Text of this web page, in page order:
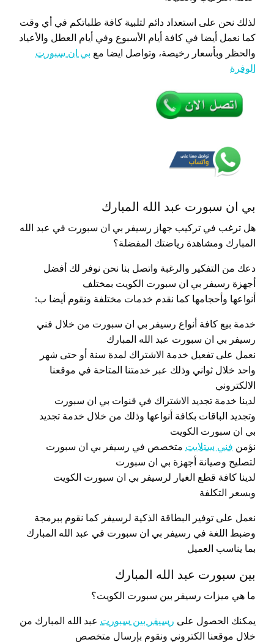
لذلك نحن على استعداد دائم لتلبية كافة طلباتكم في أي وقت
كما نعمل أيضا في كافة أيام الأسبوع وفي أيام العطل والأعياد
والحظر وبأسعار رخيصة، وتواصل ايضا مع بي ان سبورت
الوفرة
بي ان سبورت عبد الله المبارك
هل ترغب في تركيب جهاز رسيفر بي ان سبورت في عبد الله
المبارك ومشاهدة رياضتك المفضلة؟
دعك من التفكير والرغبة واتصل بنا نحن نوفر لك أفضل
أجهزة رسيفر بي ان سبورت الكويت بمختلف
أنواعها وأحجامها كما نقدم خدمات مختلفة ونقوم أيضا ب:
خدمة بيع كافة أنواع رسيفر بي ان سبورت من خلال فني
رسيفر بي ان سبورت عبد الله المبارك
نعمل على تفعيل خدمة الاشتراك لمدة سنة أو حتى شهر
واحد خلال ثواني وذلك عبر خدمتنا المتاحة في موقعنا
الالكتروني
لدينا خدمة تجديد الاشتراك في قنوات بي ان سبورت
وتجديد الباقات بكافة أنواعها وذلك من خلال خدمة تجديد
بي ان سبورت الكويت
نؤمن فني ستلايت متخصص في رسيفر بي ان سبورت
لتصليح وصيانة أجهزة بي ان سبورت
لدينا كافة قطع الغيار لرسيفر بي ان سبورت الكويت
وبسعر التكلفة
نعمل على توفير البطاقة الذكية لرسيفر كما نقوم ببرمجة
وضبط اللغة في رسيفر بي ان سبورت في عبد الله المبارك
بما يناسب العميل
بين سبورت عبد الله المبارك
ما هي ميزات رسيفر بين سبورت الكويت؟
يمكنك الحصول على رسيفر بين سبورت عبد الله المبارك من
خلال موقعنا الكتروني ونقوم بإرسال متخصص